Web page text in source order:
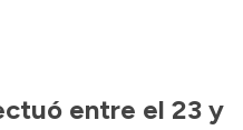
entre el 23 y